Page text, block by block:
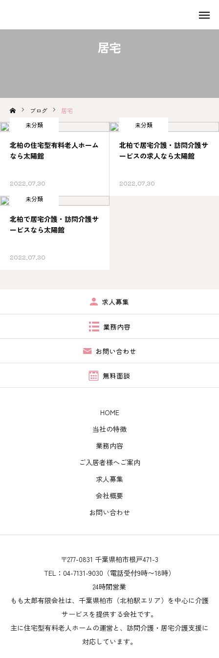
居宅
ブログ
居宅
未分類
北柏の住宅型有料老人ホーム
なら太陽館
2022.07.30
未分類
北柏で居宅介護・訪問介護サ
ービスの求人なら太陽館
2022.07.30
未分類
北柏で居宅介護・訪問介護サ
ービスなら太陽館
2022.07.30
求人募集
業務内容
お問い合わせ
無料面談
HOME
当社の特徴
業務内容
ご入居者様へご案内
求人募集
会社概要
お問い合わせ
〒277-0831 千葉県柏市根戸471-3
TEL：04-7131-9030（電話受付9時〜18時）
24時間営業
もも太郎有限会社は、千葉県柏市（北柏駅エリア）を中心に介護
サービスを提供する会社です。
主に住宅型有料老人ホームの運営と、訪問介護・居宅介護支援に
対応しています。
HOME
当社の特徴
ご入居者様へご案内
お問い合わせ